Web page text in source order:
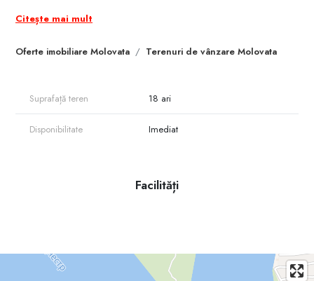
Oferte imobiliare Molovata Terenuri de vânzare Molovata
Deschidere la drum 10m.
Aveți posibilitatea de a procura si următoarele 2 loturi identice din
apropiere.
Citește mai mult
Suprafață teren 18 ari
Disponibilitate Imediat
Facilități